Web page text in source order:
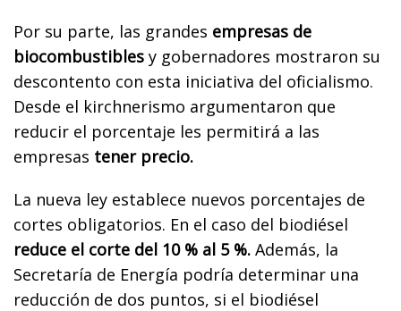
Por su parte, las grandes empresas de
biocombustibles y gobernadores mostraron su
descontento con esta iniciativa del oficialismo.
Desde el kirchnerismo argumentaron que
reducir el porcentaje les permitirá a las
empresas tener precio.
La nueva ley establece nuevos porcentajes de
cortes obligatorios. En el caso del biodiésel
reduce el corte del 10 % al 5 %. Además, la
Secretaría de Energía podría determinar una
reducción de dos puntos, si el biodiésel